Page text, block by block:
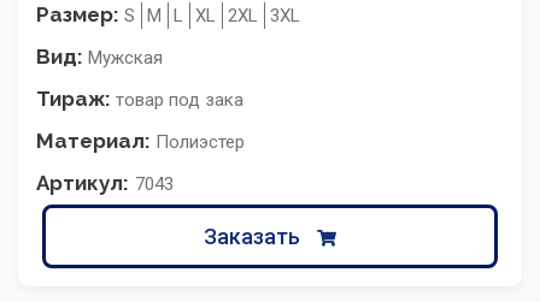
Размер: S M L XL 2XL 3XL
Вид: Мужская
Тираж: товар под зака
Материал: Полиэстер
Артикул: 7043
Заказать